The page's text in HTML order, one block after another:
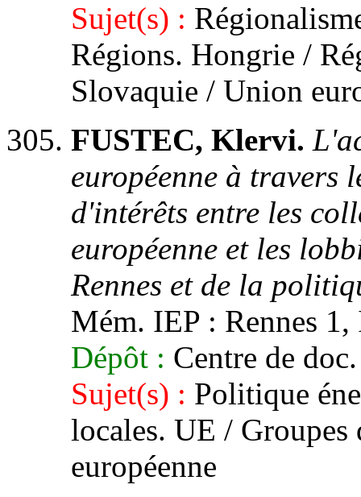
Sujet(s) :
Régions. Hongrie /
Slovaquie / Union
FUSTEC, Klervi.
européenne à travers
d'intérêts entre les
européenne et les
Rennes et de la
Mém. IEP : Rennes
Dépôt : Centre de
Sujet(s) : Politique
locales. UE /
européenne